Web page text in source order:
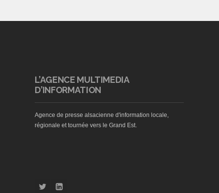
L’AGENCE MULTIMEDIA
D’INFORMATION
Agence de presse alsacienne d'information locale,
régionale et tournée vers le Grand Est.